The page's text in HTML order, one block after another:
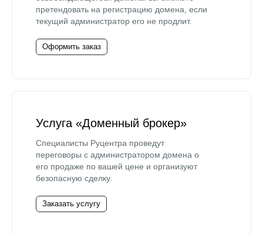
претендовать на регистрацию домена, если
текущий администратор его не продлит.
Оформить заказ
Услуга «Доменный брокер»
Специалисты Руцентра проведут
переговоры с администратором домена о
его продаже по вашей цене и организуют
безопасную сделку.
Заказать услугу